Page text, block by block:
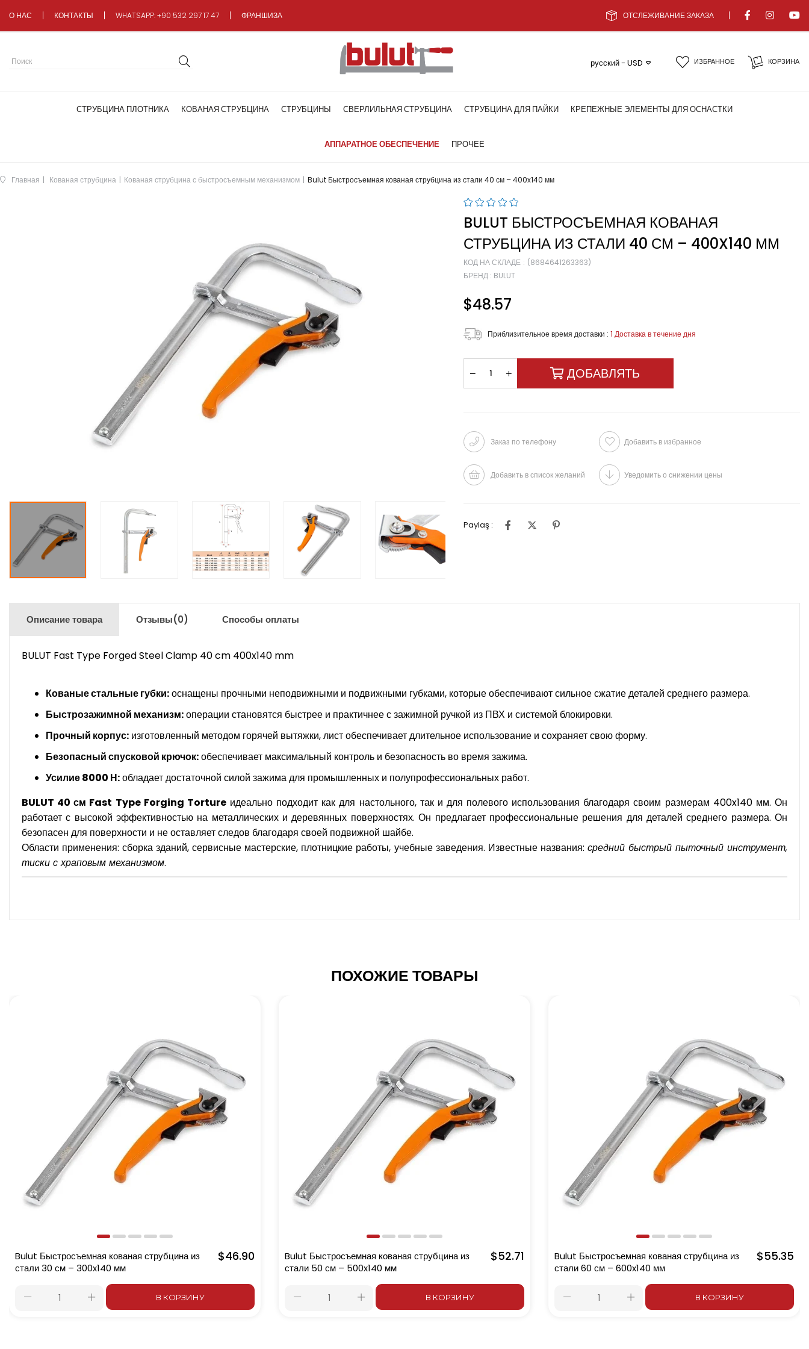
О НАС КОНТАКТЫ WHATSAPP: +90 532 297 17 47 ФРАНШИЗА ОТСЛЕЖИВАНИЕ ЗАКАЗА
КОРЗИНА
ИЗБРАННОЕ
русский - USD
СТРУБЦИНА ПЛОТНИКА КОВАНАЯ СТРУБЦИНА СТРУБЦИНЫ СВЕРЛИЛЬНАЯ СТРУБЦИНА СТРУБЦИНА ДЛЯ ПАЙКИ КРЕПЕЖНЫЕ ЭЛЕМЕНТЫ ДЛЯ ОСНАСТКИ
АППАРАТНОЕ ОБЕСПЕЧЕНИЕ ПРОЧЕЕ
Главная Кованая струбцина Кованая струбцина с быстросъемным механизмом Bulut Быстросъемная кованая струбцина из стали 40 см – 400x140 мм
BULUT БЫСТРОСЪЕМНАЯ КОВАНАЯ
СТРУБЦИНА ИЗ СТАЛИ 40 СМ – 400X140 ММ
КОД НА СКЛАДЕ
(8684641263363)
БРЕНД : BULUT
$48.57
Приблизительное время доставки : 1 Доставка в течение дня
Заказ по телефону Добавить в избранное
Добавить в список желаний Уведомить о снижении цены
Paylaş :
Описание товара Отзывы(0) Способы оплаты
BULUT Fast Type Forged Steel Clamp 40 cm 400x140 mm
Кованые стальные губки:оснащены прочными неподвижными и подвижными губками, которые обеспечивают сильное сжатие деталей среднего размера.
Быстрозажимной механизм:операции становятся быстрее и практичнее с зажимной ручкой из ПВХ и системой блокировки.
Прочный корпус: изготовленный методом горячей вытяжки, лист обеспечивает длительное использование и сохраняет свою форму.
Безопасный спусковой крючок:обеспечивает максимальный контроль и безопасность во время зажима.
Усилие 8000 Н:обладает достаточной силой зажима для промышленных и полупрофессиональных работ.
BULUT 40 см Fast Type Forging Tortureидеально подходит как для настольного, так и для полевого использования благодаря своим размерам 400x140 мм. Он
работает с высокой эффективностью на металлических и деревянных поверхностях. Он предлагает профессиональные решения для деталей среднего размера. Он
безопасен для поверхности и не оставляет следов благодаря своей подвижной шайбе.
Области применения: сборка зданий, сервисные мастерские, плотницкие работы, учебные заведения. Известные названия: средний быстрый пыточный инструмент,
тиски с храповым механизмом.
ПОХОЖИЕ ТОВАРЫ
Bulut Быстросъемная кованая струбцина из
стали 30 см – 300x140 мм
$46.90
В КОРЗИНУ
Bulut Быстросъемная кованая струбцина из
стали 50 см – 500x140 мм
$52.71
В КОРЗИНУ
Bulut Быстросъемная кованая струбцина из
стали 60 см – 600x140 мм
$55.35
В КОРЗИНУ